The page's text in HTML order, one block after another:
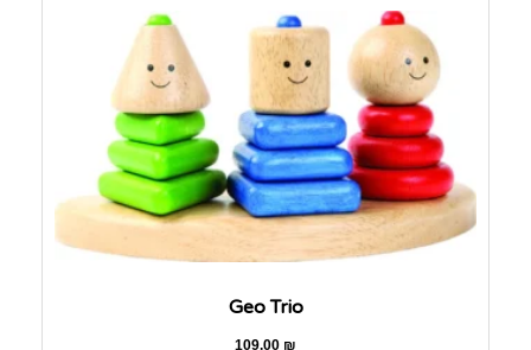
Geo Trio
109.00₪